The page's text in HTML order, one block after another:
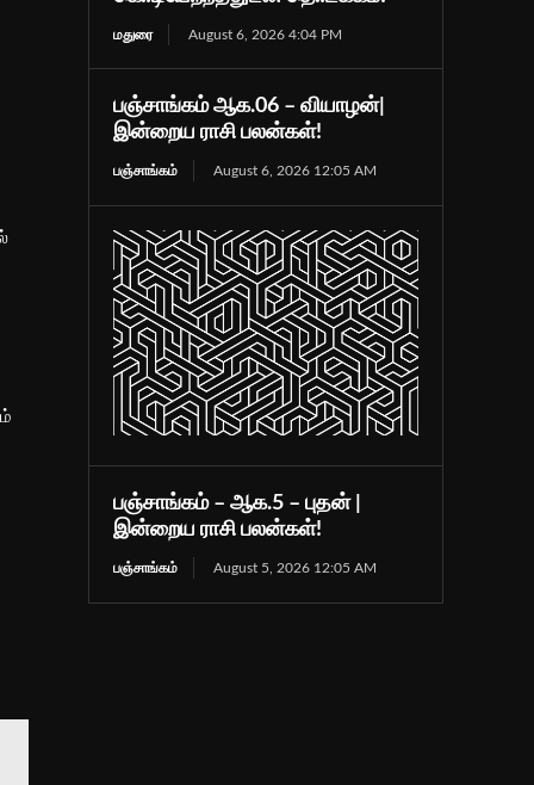
மதுரை August 6, 2026 4:04 PM
பஞ்சாங்கம் ஆக.06 – வியாழன்|
இன்றைய ராசி பலன்கள்!
பஞ்சாங்கம் August 6, 2026 12:05 AM
பஞ்சாங்கம் – ஆக.5 – புதன் |
இன்றைய ராசி பலன்கள்!
பஞ்சாங்கம் August 5, 2026 12:05 AM